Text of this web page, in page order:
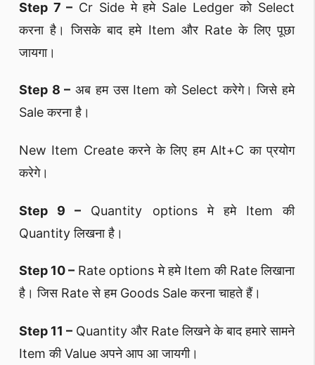
Step 7 – Cr Side मे हमे Sale Ledger को Select
करना है। जिसके बाद हमे Item और Rate के लिए पूछा
जायगा।
Step 8 – अब हम उस Item को Select करेगे। जिसे हमे
Sale करना है।
New Item Create करने के लिए हम Alt+C का प्रयोग
करेगे।
Step 9 – Quantity options मे हमे Item की
Quantity लिखना है।
Step 10 – Rate options मे हमे Item की Rate लिखाना
है। जिस Rate से हम Goods Sale करना चाहते हैं।
Step 11 – Quantity और Rate लिखने के बाद हमारे सामने
Item की Value अपने आप आ जायगी।